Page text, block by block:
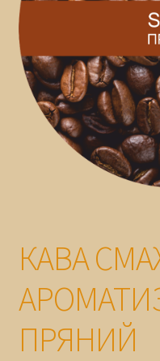
ГАРАНТІЯ
КАВА
ПРЯНИЙ